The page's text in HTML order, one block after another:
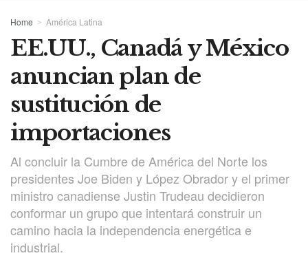
Home América Latina
EE.UU., Canadá y México
anuncian plan de
sustitución de
importaciones
Al concluir la Cumbre de América del Norte los
presidentes Joe Biden y López Obrador y el primer
ministro canadiense Justin Trudeau decidieron
conformar un grupo que intentará construir un
camino hacia la independencia energética e
industrial.